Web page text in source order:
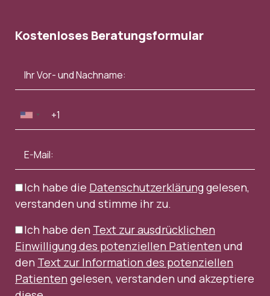
Kostenloses Beratungsformular
Ich habe die Datenschutzerklärunggelesen,
verstanden und stimme ihr zu.
Ich habe den Text zur ausdrücklichen
Einwilligung des potenziellen Patienten und
den Text zur Information des potenziellen
Patienten gelesen, verstanden und akzeptiere